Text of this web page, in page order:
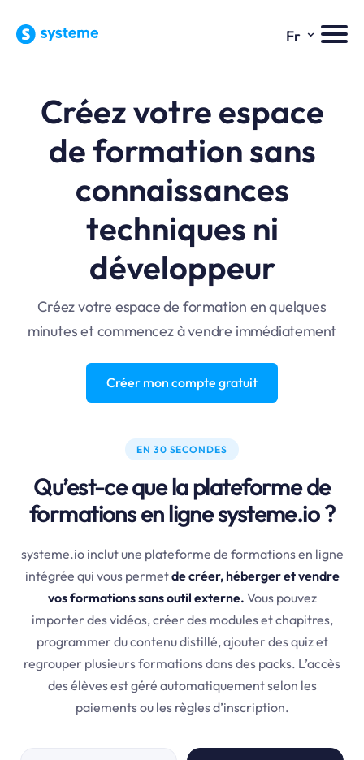
Fr ⌄
Créez votre espace
de formation sans
connaissances
techniques ni
développeur
Créez votre espace de formation en quelques
minutes et commencez à vendre immédiatement
Créer mon compte gratuit
EN 30 SECONDES
Qu’est-ce que la plateforme de
formations en ligne systeme.io ?
systeme.io inclut une plateforme de formations en ligne
intégrée qui vous permetde créer, héberger et vendre
vos formations sans outil externe. Vous pouvez
importer des vidéos, créer des modules et chapitres,
programmer du contenu distillé, ajouter des quiz et
regrouper plusieurs formations dans des packs. L’accès
des élèves est géré automatiquement selon les
paiements ou les règles d’inscription.